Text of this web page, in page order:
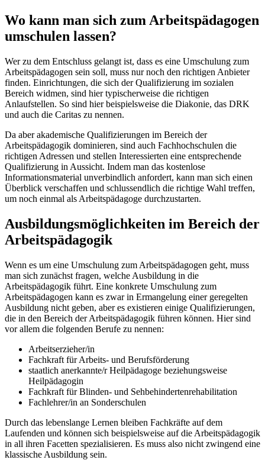
Wo kann man sich zum Arbeitspädagogen
umschulen lassen?
Wer zu dem Entschluss gelangt ist, dass es eine Umschulung zum
Arbeitspädagogen sein soll, muss nur noch den richtigen Anbieter
finden. Einrichtungen, die sich der Qualifizierung im sozialen
Bereich widmen, sind hier typischerweise die richtigen
Anlaufstellen. So sind hier beispielsweise die Diakonie, das DRK
und auch die Caritas zu nennen.
Da aber akademische Qualifizierungen im Bereich der
Arbeitspädagogik dominieren, sind auch Fachhochschulen die
richtigen Adressen und stellen Interessierten eine entsprechende
Qualifizierung in Aussicht. Indem man das kostenlose
Informationsmaterial unverbindlich anfordert, kann man sich einen
Überblick verschaffen und schlussendlich die richtige Wahl treffen,
um noch einmal als Arbeitspädagoge durchzustarten.
Ausbildungsmöglichkeiten im Bereich der
Arbeitspädagogik
Wenn es um eine Umschulung zum Arbeitspädagogen geht, muss
man sich zunächst fragen, welche Ausbildung in die
Arbeitspädagogik führt. Eine konkrete Umschulung zum
Arbeitspädagogen kann es zwar in Ermangelung einer geregelten
Ausbildung nicht geben, aber es existieren einige Qualifizierungen,
die in den Bereich der Arbeitspädagogik führen können. Hier sind
vor allem die folgenden Berufe zu nennen:
Arbeitserzieher/in
Fachkraft für Arbeits- und Berufsförderung
staatlich anerkannte/r Heilpädagoge beziehungsweise
Heilpädagogin
Fachkraft für Blinden- und Sehbehindertenrehabilitation
Fachlehrer/in an Sonderschulen
Durch das lebenslange Lernen bleiben Fachkräfte auf dem
Laufenden und können sich beispielsweise auf die Arbeitspädagogik
in all ihren Facetten spezialisieren. Es muss also nicht zwingend eine
klassische Ausbildung sein.